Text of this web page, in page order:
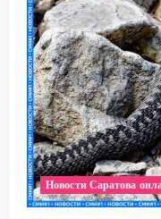
Новости Саратова